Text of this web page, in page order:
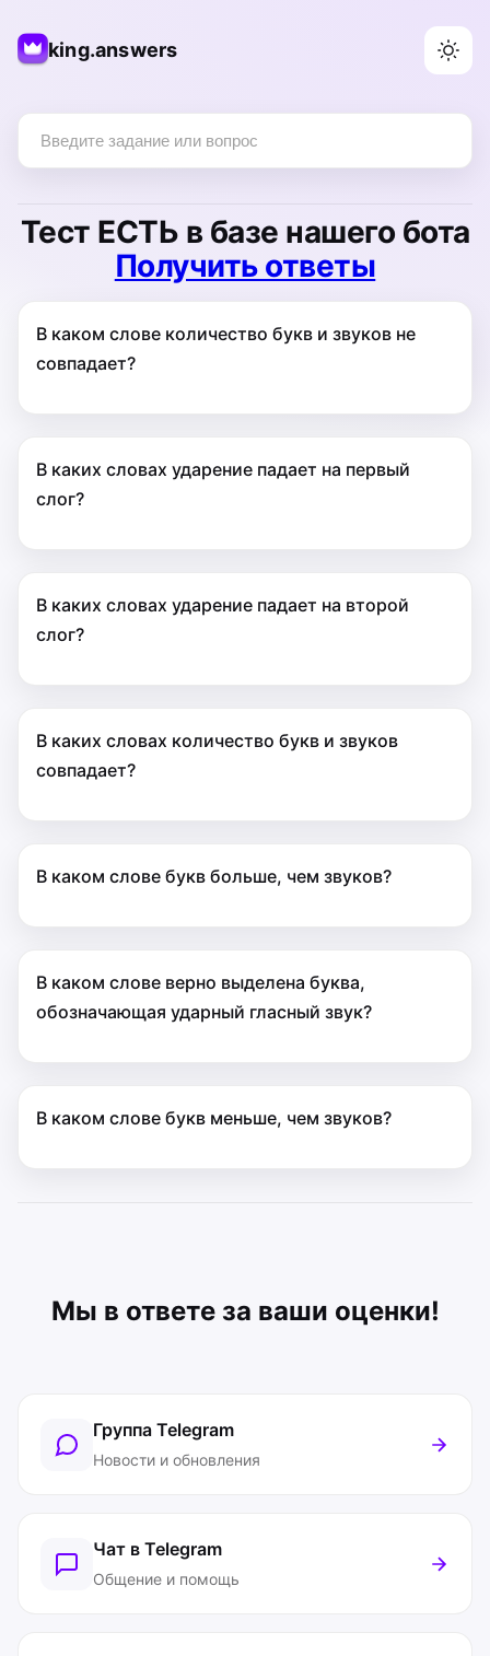
king.answers
Тест ЕСТЬ в базе нашего бота
Получить ответы
В каком слове количество букв и звуков не
совпадает?
В каких словах ударение падает на первый
слог?
В каких словах ударение падает на второй
слог?
В каких словах количество букв и звуков
совпадает?
В каком слове букв больше, чем звуков?
В каком слове верно выделена буква,
обозначающая ударный гласный звук?
В каком слове букв меньше, чем звуков?
Мы в ответе за ваши оценки!
Группа Telegram
Новости и обновления
Чат в Telegram
Общение и помощь